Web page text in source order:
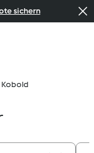
sichern
Kobold